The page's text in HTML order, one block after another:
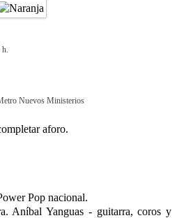
Nuevos Ministerios
aforo.
Pop nacional.
Aníbal Yanguas - guitarra, coros y